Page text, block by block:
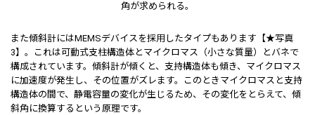
角が求められる。
また傾斜計にはMEMSデバイスを採用したタイプもあります【★写真
3】。これは可動式支柱構造体とマイクロマス（小さな質量）とバネで
構成されています。傾斜計が傾くと、支持構造体も傾き、マイクロマス
に加速度が発生し、その位置がズレます。このときマイクロマスと支持
構造体の間で、静電容量の変化が生じるため、その変化をとらえて、傾
斜角に換算するという原理です。